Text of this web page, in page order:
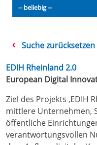
Suche zurücksetzen
EDIH Rheinland 2.0
European Digital
Ziel des Projekts ‚EDIH
mittlere Unternehmen,
öffentliche
verantwortungsvollen